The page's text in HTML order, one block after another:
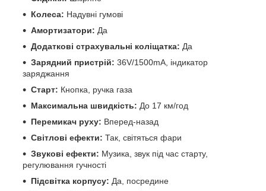
Колеса: Надувні гумові
Амортизатори: Да
Додаткові страхувальні коліщатка: Да
Зарядний пристрій: 36V/1500mA, індикатор
заряджання
Старт: Кнопка, ручка газа
Максимальна швидкість: До 17 км/год
Перемикач руху: Вперед-назад
Світлові ефекти: Так, світяться фари
Звукові ефекти: Музика, звук під час старту,
регулювання гучності
Підсвітка корпусу: Да, посредине